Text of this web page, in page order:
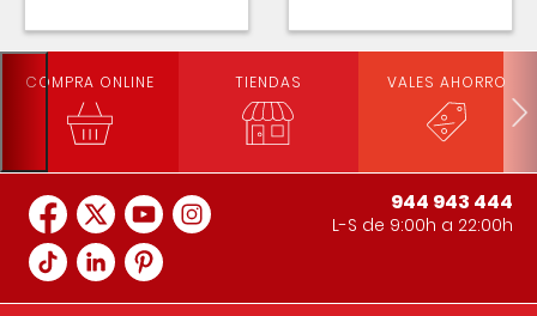
COMPRA ONLINE TIENDAS VALES AHORRO
944 943 444
L-S de 9:00h a 22:00h